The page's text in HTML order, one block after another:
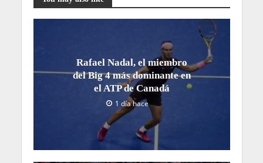
Rafael Nadal, el miembro
del Big 4 más dominante en
el ATP de Canadá
1 día hace